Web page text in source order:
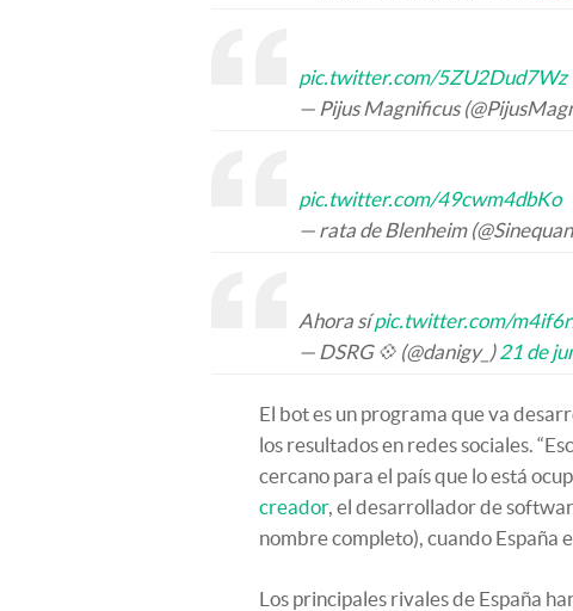
pic.twitter.com/5ZU2Dud7Wz
— Pijus Magnificus
pic.twitter.com/49cwm4dbKo
— rata de Blenheim
Ahora sípic.twitter.com/
— DSRG 💠 (@danigy_)21 de
El bot es un programa que va
los resultados en redes sociales.
cercano para el país que lo está
creador, el desarrollador de
nombre completo), cuando España
Los principales rivales de España